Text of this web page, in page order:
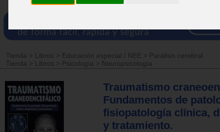
Tienda > Libros > Educación especial / NEE > Parálisis cerebral
Tienda
> Libros > Psicología > Neuropsicología
Traumatismo
Fundamentos de
fisiopatología clínica,
y tratamiento.